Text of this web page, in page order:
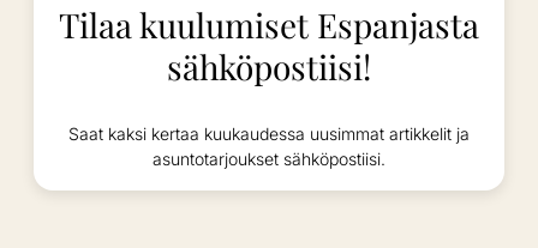
Tilaa kuulumiset Espanjasta
sähköpostiisi!
Saat kaksi kertaa kuukaudessa uusimmat artikkelit ja
asuntotarjoukset sähköpostiisi.